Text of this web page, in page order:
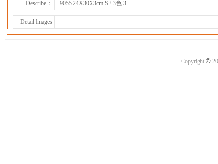
Describe：
9055 24X30X3cm SF 3色 3
Detail Images
Copyright ©